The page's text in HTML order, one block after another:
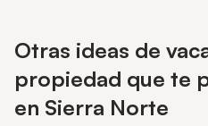
Otras ideas de
propiedad que te
en Sierra Norte